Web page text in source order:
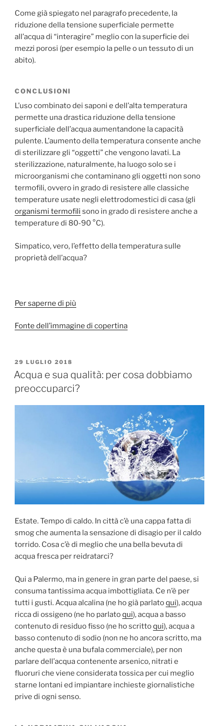
Come già spiegato nel paragrafo precedente, la
riduzione della tensione superficiale permette
all’acqua di “interagire” meglio con la superficie dei
mezzi porosi (per esempio la pelle o un tessuto di un
abito).
CONCLUSIONI
L’uso combinato dei saponi e dell’alta temperatura
permette una drastica riduzione della tensione
superficiale dell’acqua aumentandone la capacità
pulente. L’aumento della temperatura consente anche
di sterilizzare gli “oggetti” che vengono lavati. La
sterilizzazione, naturalmente, ha luogo solo se i
microorganismi che contaminano gli oggetti non sono
termofili, ovvero in grado di resistere alle classiche
temperature usate negli elettrodomestici di casa (gli
organismi termofili sono in grado di resistere anche a
temperature di 80-90 °C).
Simpatico, vero, l’effetto della temperatura sulle
proprietà dell’acqua?
Per saperne di più
Fonte dell’immagine di copertina
PUBBLICATO
IL
29 LUGLIO 2018
Acqua e sua qualità: per cosa dobbiamo
preoccuparci?
Estate. Tempo di caldo. In città c’è una cappa fatta di
smog che aumenta la sensazione di disagio per il caldo
torrido. Cosa c’è di meglio che una bella bevuta di
acqua fresca per reidratarci?
Qui a Palermo, ma in genere in gran parte del paese, si
consuma tantissima acqua imbottigliata. Ce n’è per
tutti i gusti. Acqua alcalina (ne ho già parlatoqui), acqua
ricca di ossigeno (ne ho parlatoqui), acqua a basso
contenuto di residuo fisso (ne ho scrittoqui), acqua a
basso contenuto di sodio (non ne ho ancora scritto, ma
anche questa è una bufala commerciale), per non
parlare dell’acqua contenente arsenico, nitrati e
fluoruri che viene considerata tossica per cui meglio
starne lontani ed impiantare inchieste giornalistiche
prive di ogni senso.